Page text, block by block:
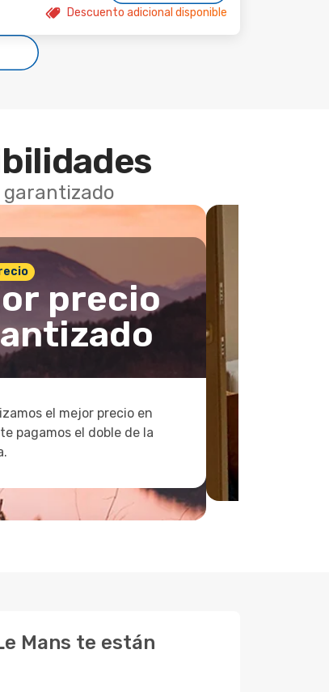
Descuento adicional disponible
garantizado
precio
el mejor precio en
pagamos el doble de la
Mans te están